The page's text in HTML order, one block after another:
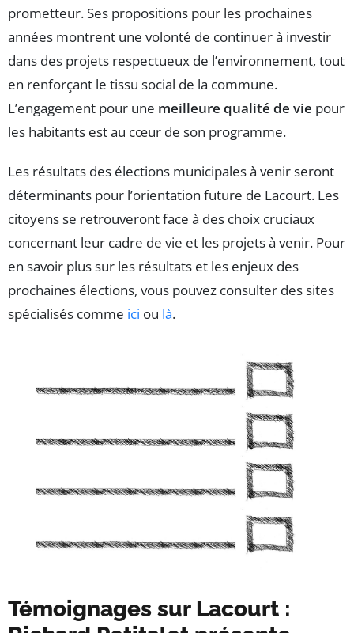
prometteur. Ses propositions pour les prochaines
années montrent une volonté de continuer à investir
dans des projets respectueux de l’environnement, tout
en renforçant le tissu social de la commune.
L’engagement pour une meilleure qualité de vie pour
les habitants est au cœur de son programme.
Les résultats des élections municipales à venir seront
déterminants pour l’orientation future de Lacourt. Les
citoyens se retrouveront face à des choix cruciaux
concernant leur cadre de vie et les projets à venir. Pour
en savoir plus sur les résultats et les enjeux des
prochaines élections, vous pouvez consulter des sites
spécialisés comme ici ou là.
Témoignages sur Lacourt :